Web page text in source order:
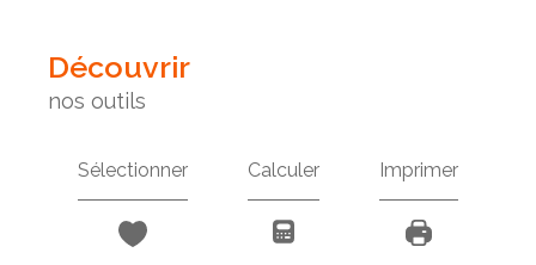
découvrir
nos outils
Sélectionner Calculer Imprimer